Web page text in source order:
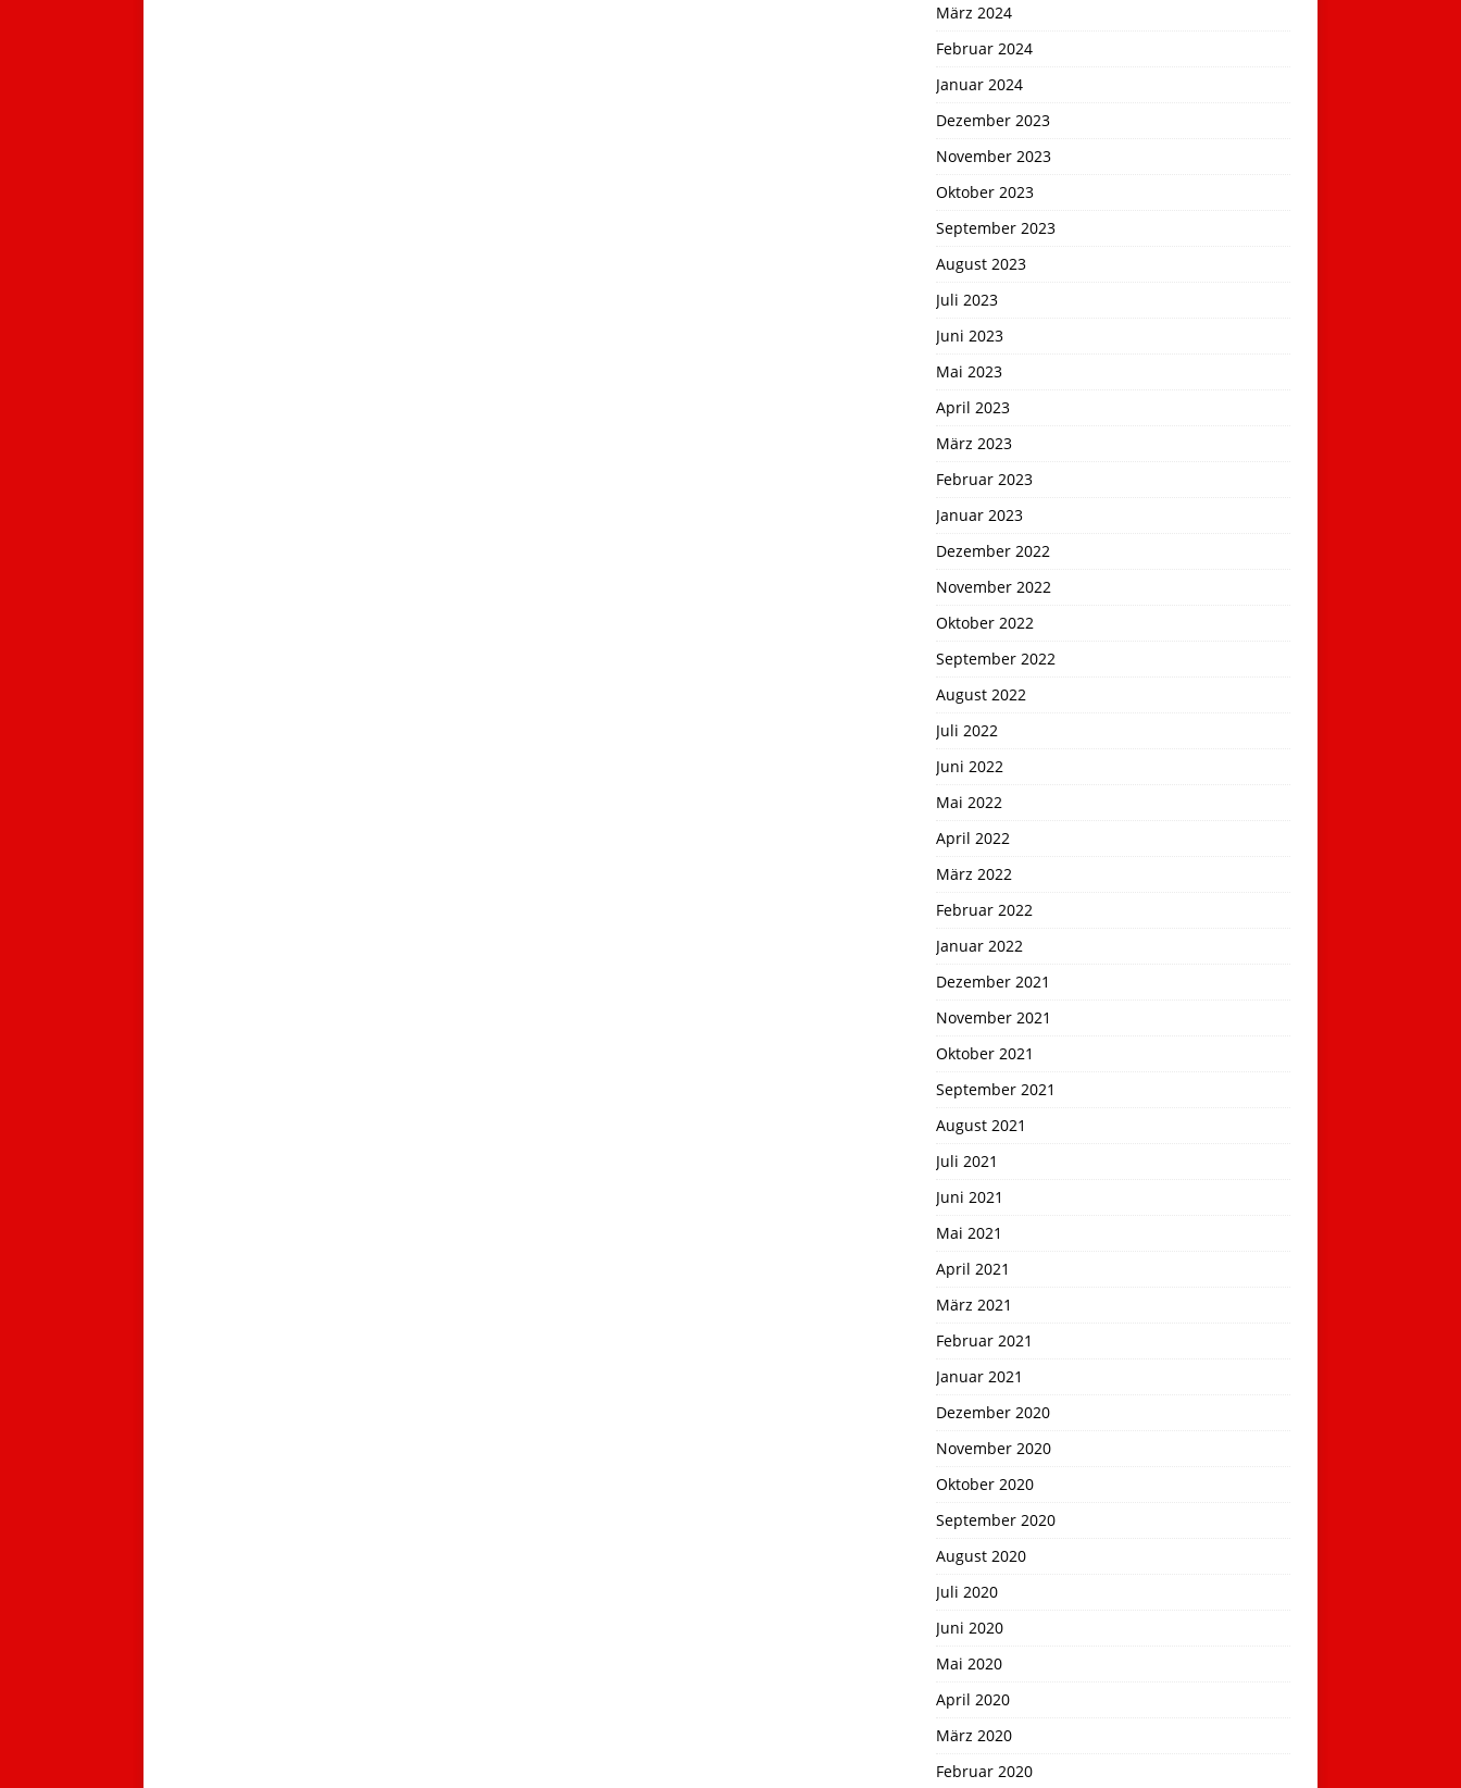
März 2024
Februar 2024
Januar 2024
Dezember 2023
November 2023
Oktober 2023
September 2023
August 2023
Juli 2023
Juni 2023
Mai 2023
April 2023
März 2023
Februar 2023
Januar 2023
Dezember 2022
November 2022
Oktober 2022
September 2022
August 2022
Juli 2022
Juni 2022
Mai 2022
April 2022
März 2022
Februar 2022
Januar 2022
Dezember 2021
November 2021
Oktober 2021
September 2021
August 2021
Juli 2021
Juni 2021
Mai 2021
April 2021
März 2021
Februar 2021
Januar 2021
Dezember 2020
November 2020
Oktober 2020
September 2020
August 2020
Juli 2020
Juni 2020
Mai 2020
April 2020
März 2020
Februar 2020